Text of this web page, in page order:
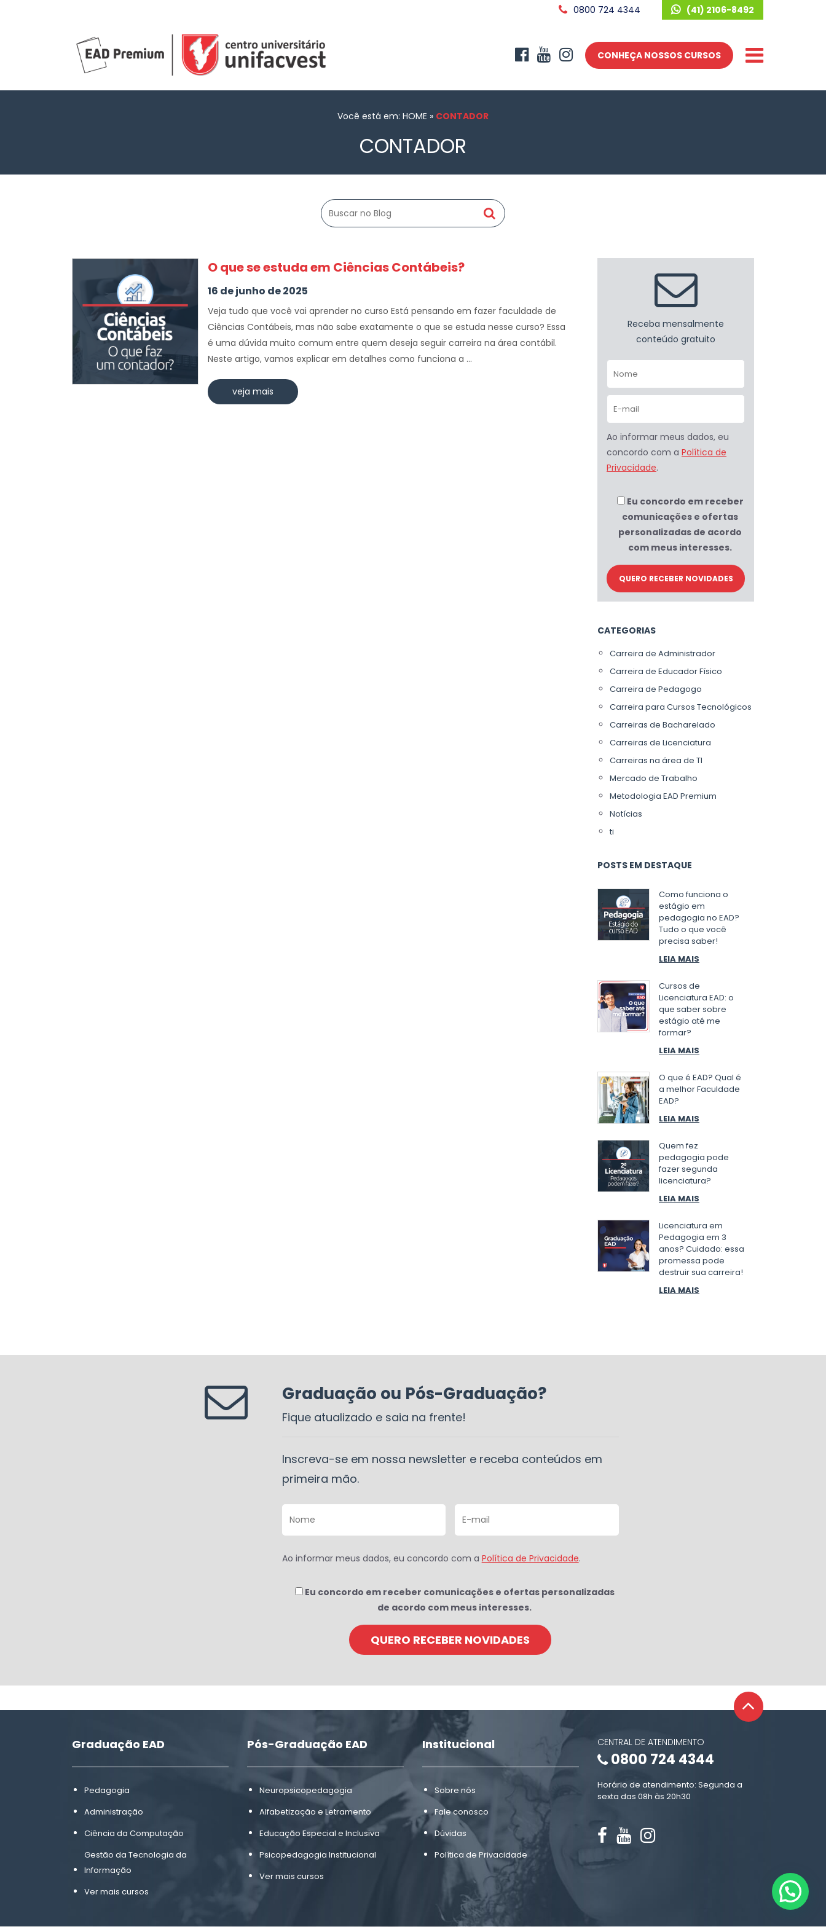
(41) 2106-8492
0800 724 4344
CONHEÇA NOSSOS CURSOS
Você está em: HOME » CONTADOR
CONTADOR
O que se estuda em Ciências Contábeis?
16 de junho de 2025
Veja tudo que você vai aprender no curso Está pensando em fazer faculdade de
Ciências Contábeis, mas não sabe exatamente o que se estuda nesse curso? Essa
é uma dúvida muito comum entre quem deseja seguir carreira na área contábil.
Neste artigo, vamos explicar em detalhes como funciona a ...
veja mais
Receba mensalmente
conteúdo gratuito
Ao informar meus dados, eu
concordo com a Política de
Privacidade.
Eu concordo em receber
comunicações e ofertas
personalizadas de acordo
com meus interesses.
CATEGORIAS
Carreira de Administrador
Carreira de Educador Físico
Carreira de Pedagogo
Carreira para Cursos Tecnológicos
Carreiras de Bacharelado
Carreiras de Licenciatura
Carreiras na área de TI
Mercado de Trabalho
Metodologia EAD Premium
Notícias
ti
POSTS EM DESTAQUE
Como funciona o
estágio em
pedagogia no EAD?
Tudo o que você
precisa saber!
LEIA MAIS
Cursos de
Licenciatura EAD: o
que saber sobre
estágio até me
formar?
LEIA MAIS
O que é EAD? Qual é
a melhor Faculdade
EAD?
LEIA MAIS
Quem fez
pedagogia pode
fazer segunda
licenciatura?
LEIA MAIS
Licenciatura em
Pedagogia em 3
anos? Cuidado: essa
promessa pode
destruir sua carreira!
LEIA MAIS
Graduação ou Pós-Graduação?
Fique atualizado e saia na frente!
Inscreva-se em nossa newsletter e receba conteúdos em
primeira mão.
Ao informar meus dados, eu concordo com a Política de Privacidade.
Eu concordo em receber comunicações e ofertas personalizadas
de acordo com meus interesses.
Graduação EAD
Pedagogia
Administração
Ciência da Computação
Gestão da Tecnologia da
Informação
Ver mais cursos
Pós-Graduação EAD
Neuropsicopedagogia
Alfabetização e Letramento
Educação Especial e Inclusiva
Psicopedagogia Institucional
Ver mais cursos
Institucional
Sobre nós
Fale conosco
Dúvidas
Política de Privacidade
CENTRAL DE ATENDIMENTO
0800 724 4344
Horário de atendimento: Segunda a
sexta das 08h às 20h30